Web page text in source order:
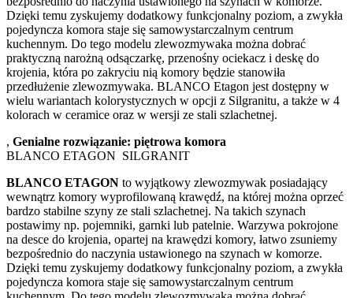
Dzięki temu zyskujemy dodatkowy funkcjonalny poziom, a zwykła
pojedyncza komora staje się samowystarczalnym centrum
kuchennym. Do tego modelu zlewozmywaka można dobrać
praktyczną narożną odsączarkę, przenośny ociekacz i deskę do
krojenia, która po zakryciu nią komory będzie stanowiła
przedłużenie zlewozmywaka. BLANCO Etagon jest dostępny w
wielu wariantach kolorystycznych w opcji z Silgranitu, a także w 4
kolorach w ceramice oraz w wersji ze stali szlachetnej.
, Genialne rozwiązanie: piętrowa komora
BLANCO ETAGON SILGRANIT
BLANCO ETAGON to wyjątkowy zlewozmywak posiadający
wewnątrz komory wyprofilowaną krawędź, na której można oprzeć
bardzo stabilne szyny ze stali szlachetnej. Na takich szynach
postawimy np. pojemniki, garnki lub patelnie. Warzywa pokrojone
na desce do krojenia, opartej na krawędzi komory, łatwo zsuniemy
bezpośrednio do naczynia ustawionego na szynach w komorze.
Dzięki temu zyskujemy dodatkowy funkcjonalny poziom, a zwykła
pojedyncza komora staje się samowystarczalnym centrum